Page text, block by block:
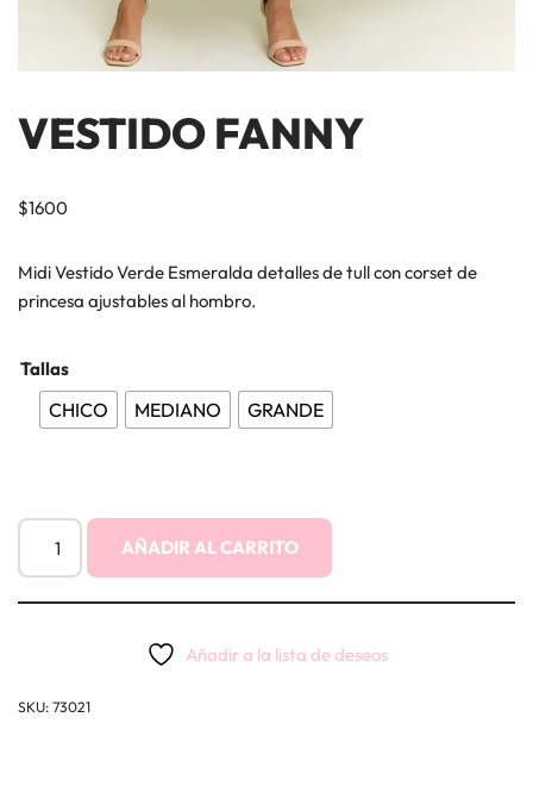
VESTIDO FANNY
$1600
Midi Vestido Verde Esmeralda detalles de tull con corset de
princesa ajustables al hombro.
Tallas
CHICO MEDIANO GRANDE
AÑADIR AL CARRITO
Añadir a la lista de deseos
SKU: 73021